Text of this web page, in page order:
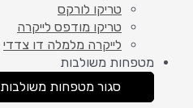
טריקו לורקס
טריקו מודפס לייקרה
לייקרה מלמלה דו צדדי
מטפחות משולבות
סגור מטפחות משולבות